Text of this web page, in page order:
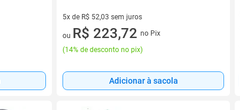
5x de R$ 52,03 sem juros
5 vez de R$ 52,03 sem juros
ou R$ 223,72 no Pix
(14% de desconto no pix)
Adicionar à sacola